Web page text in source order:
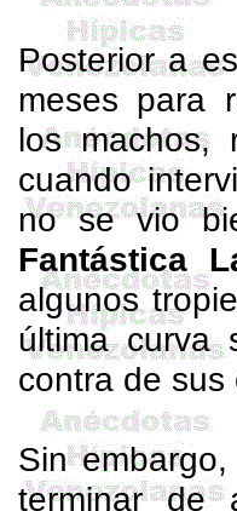
Posterior a
meses para
los machos,
cuando
no se vio
Fantástica
algunos
última curva
contra de
Sin
terminar de